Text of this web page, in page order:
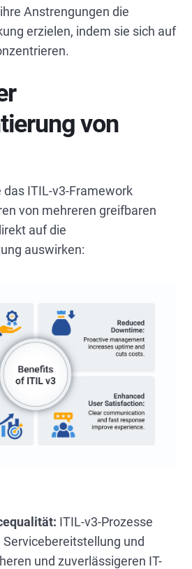
Anstrengungen die
erzielen, indem sie sich auf
von
das ITIL-v3-Framework
von mehreren greifbaren
auf die
auswirken:
ITIL-v3-Prozesse
und
und zuverlässigeren IT-